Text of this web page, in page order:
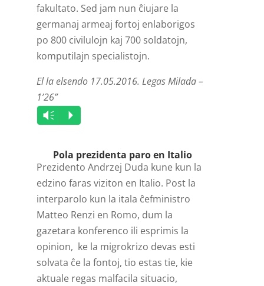
fakultato. Sed jam nun ĉiujare la
germanaj armeaj fortoj enlaborigos
po 800 civilulojn kaj 700 soldatojn,
komputilajn specialistojn.
El la elsendo 17.05.2016. Legas Milada –
1’26”
Audio
Player
Vm P
Pola prezidenta paro en Italio
Prezidento Andrzej Duda kune kun la
edzino faras viziton en Italio. Post la
interparolo kun la itala ĉefministro
Matteo Renzi en Romo, dum la
gazetara konferenco ili esprimis la
opinion, ke la migrokrizo devas esti
solvata ĉe la fontoj, tio estas tie, kie
aktuale regas malfacila situacio,